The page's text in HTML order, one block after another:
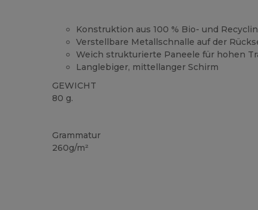
Konstruktion aus 100 % Bio- und
Verstellbare Metallschnalle auf der
Weich strukturierte Paneele für hohen
Langlebiger, mittellanger Schirm
GEWICHT
80 g.
Grammatur
260g/m²